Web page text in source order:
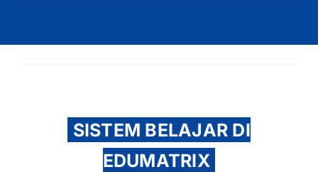
SISTEM BELAJAR DI
EDUMATRIX